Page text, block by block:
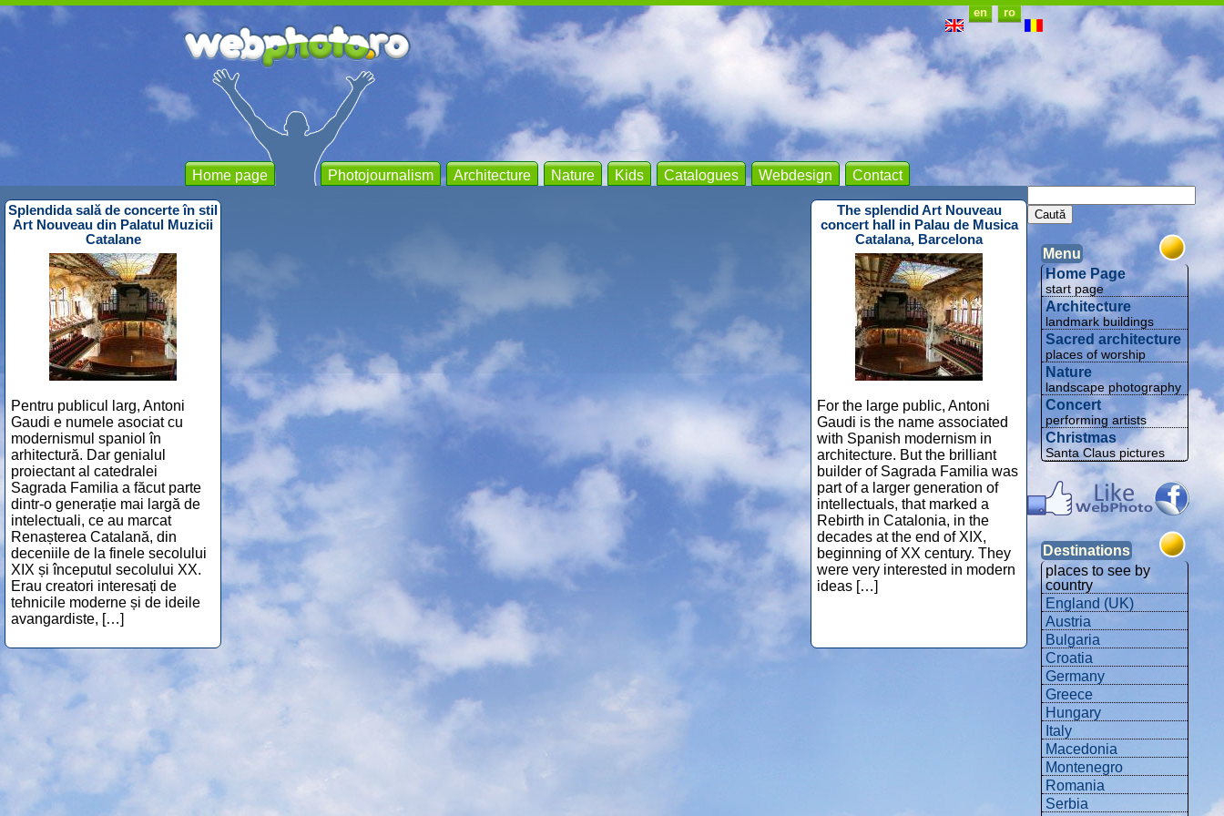
en ro
Home page Photojournalism Architecture Nature Kids Catalogues Webdesign Contact
Splendida sală de concerte în stil
Art Nouveau din Palatul Muzicii
Catalane
Pentru publicul larg, Antoni
Gaudi e numele asociat cu
modernismul spaniol în
arhitectură. Dar genialul
proiectant al catedralei
Sagrada Familia a făcut parte
dintr-o generație mai largă de
intelectuali, ce au marcat
Renașterea Catalană, din
deceniile de la finele secolului
XIX și începutul secolului XX.
Erau creatori interesați de
tehnicile moderne și de ideile
avangardiste, […]
The splendid Art Nouveau
concert hall in Palau de Musica
Catalana, Barcelona
For the large public, Antoni
Gaudi is the name associated
with Spanish modernism in
architecture. But the brilliant
builder of Sagrada Familia was
part of a larger generation of
intellectuals, that marked a
Rebirth in Catalonia, in the
decades at the end of XIX,
beginning of XX century. They
were very interested in modern
ideas […]
Menu
Home Page
start page
Architecture
landmark buildings
Sacred architecture
places of worship
Nature
landscape photography
Concert
performing artists
Christmas
Santa Claus pictures
Destinations
places to see by
country
England (UK)
Austria
Bulgaria
Croatia
Germany
Greece
Hungary
Italy
Macedonia
Montenegro
Romania
Serbia